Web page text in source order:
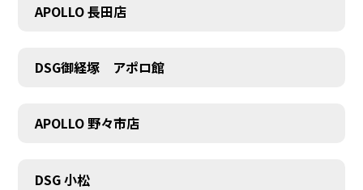
APOLLO 長田店
DSG御経塚 アポロ館
APOLLO 野々市店
DSG 小松